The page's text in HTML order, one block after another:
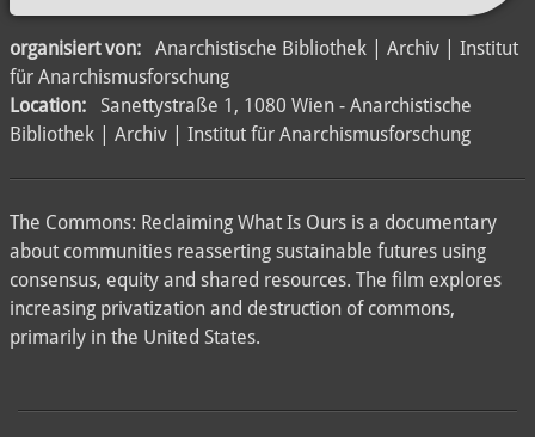
organisiert von:
Anarchistische Bibliothek | Archiv | Institut
für Anarchismusforschung
Location:
Sanettystraße 1, 1080 Wien - Anarchistische
Bibliothek | Archiv | Institut für Anarchismusforschung
The Commons: Reclaiming What Is Ours is a documentary
about communities reasserting sustainable futures using
consensus, equity and shared resources. The film explores
increasing privatization and destruction of commons,
primarily in the United States.